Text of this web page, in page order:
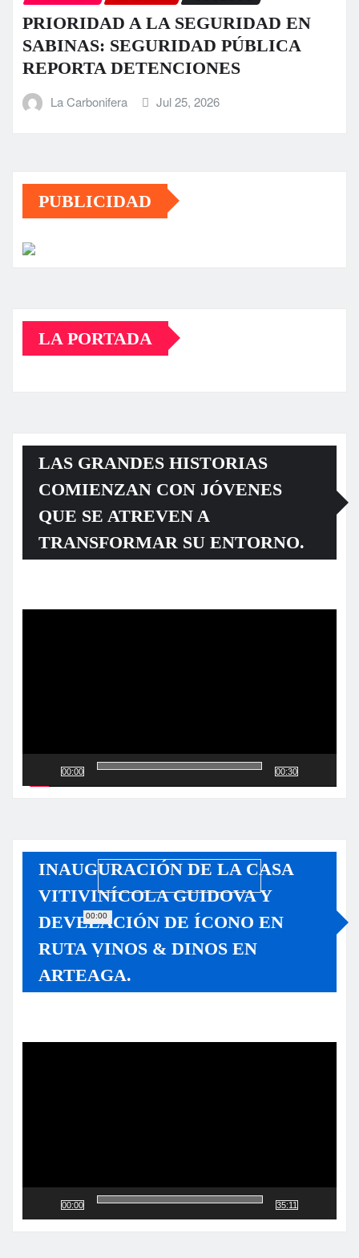
PRIORIDAD A LA SEGURIDAD EN
SABINAS: SEGURIDAD PÚBLICA
REPORTA DETENCIONES
La Carbonifera Jul 25, 2026
PUBLICIDAD
LA PORTADA
LAS GRANDES HISTORIAS
COMIENZAN CON JÓVENES
QUE SE ATREVEN A
TRANSFORMAR SU ENTORNO.
00:00
00:00
00:30
INAUGURACIÓN DE LA CASA
VITIVINÍCOLA GUIDOVA Y
DEVELACIÓN DE ÍCONO EN
RUTA VINOS & DINOS EN
ARTEAGA.
00:00 35:11